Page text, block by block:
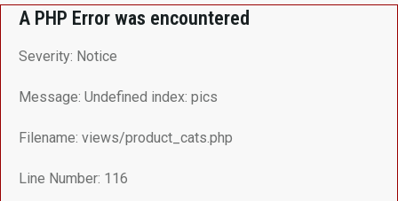
A PHP Error was encountered
Severity: Notice
Message: Undefined index: pics
Filename: views/product_cats.php
Line Number: 116